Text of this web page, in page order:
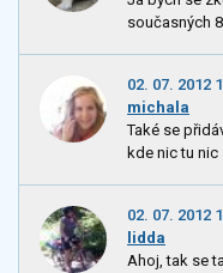
současných
02. 07. 2012
michala
Také se
kde nic tu nic
02. 07. 2012
lidda
Ahoj, tak se